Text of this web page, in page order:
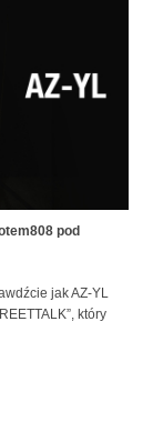
pod
jak AZ-YL
który